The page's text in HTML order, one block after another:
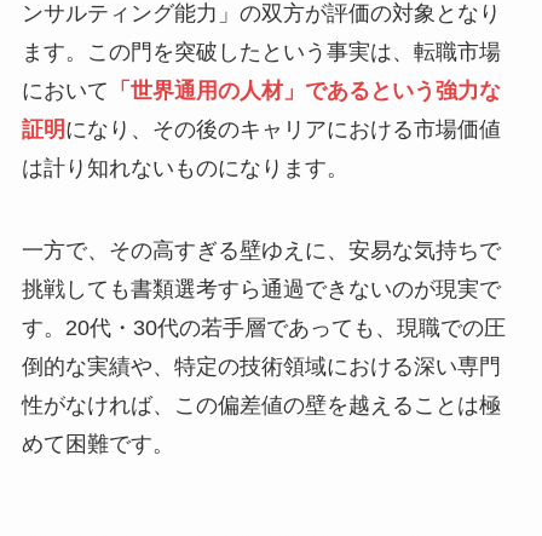
ンサルティング能力」の双方が評価の対象となり
ます。この門を突破したという事実は、転職市場
において 「世界通用の人材」であるという強力な
証明 になり、その後のキャリアにおける市場価値
は計り知れないものになります。
一方で、その高すぎる壁ゆえに、安易な気持ちで
挑戦しても書類選考すら通過できないのが現実で
す。20代・30代の若手層であっても、現職での圧
倒的な実績や、特定の技術領域における深い専門
性がなければ、この偏差値の壁を越えることは極
めて困難です。